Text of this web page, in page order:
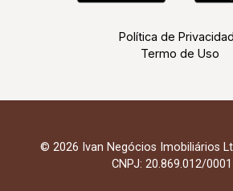
Política de
Termo de Uso
© 2026 Ivan Negócios Imobiliários
CNPJ: 20.869.012/